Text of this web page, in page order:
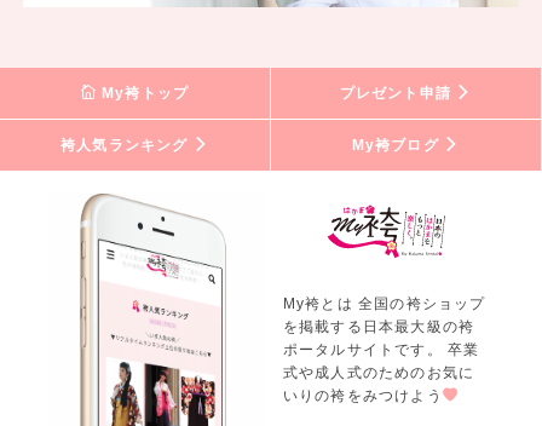
My袴トップ プレゼント申請
袴人気ランキング My袴ブログ
My袴とは 全国の袴ショップ
を掲載する日本最大級の袴
ポータルサイトです。 卒業
式や成人式のためのお気に
いりの袴をみつけよう